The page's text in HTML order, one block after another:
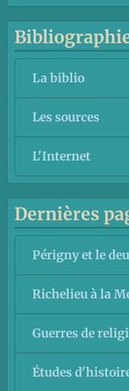
La biblio
Les sources
L'Internet
Dernières
Périgny et le
Richelieu à la
Guerres de
Études